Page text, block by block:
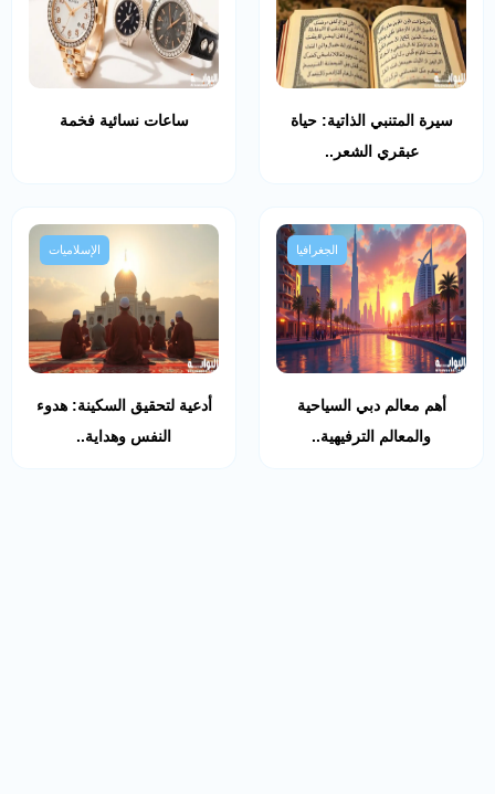
سيرة المتنبي الذاتية: حياة
عبقري الشعر..
ساعات نسائية فخمة
الجغرافيا
أهم معالم دبي السياحية
والمعالم الترفيهية..
الإسلاميات
أدعية لتحقيق السكينة: هدوء
النفس وهداية..